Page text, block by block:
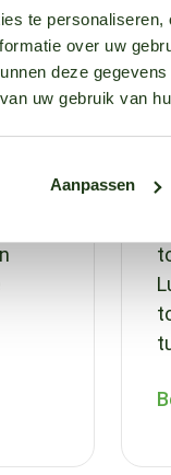
te
over uw
deze
uw gebruik van
Aanpassen